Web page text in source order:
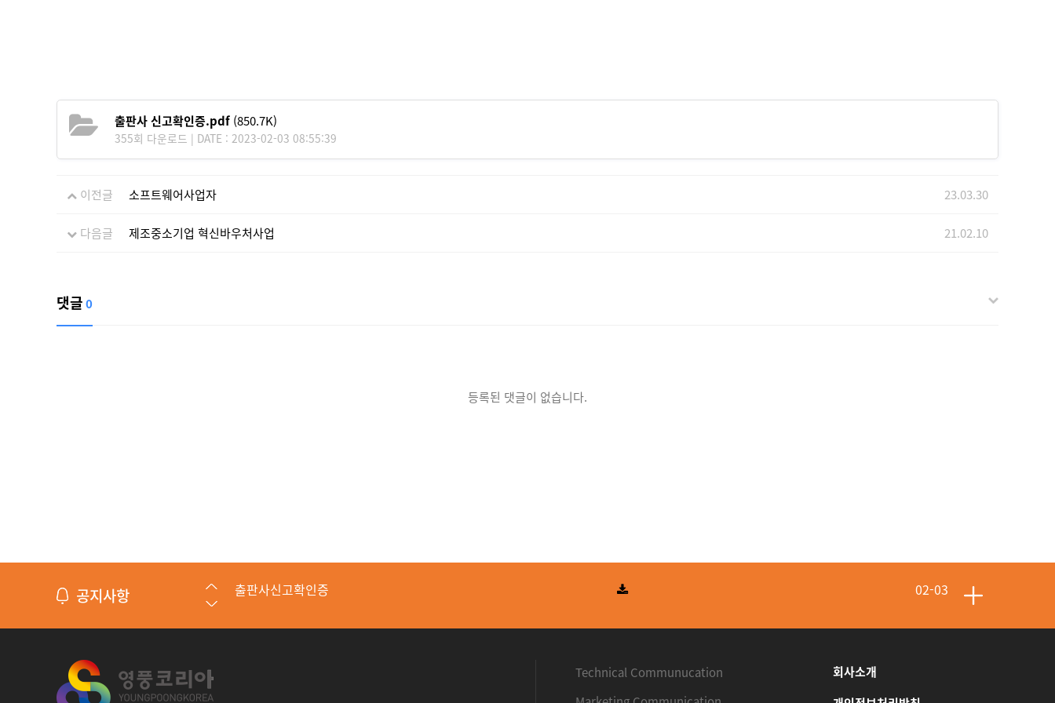
출판사 신고확인증.pdf (850.7K)
355회 다운로드 | DATE : 2023-02-03 08:55:39
이전글 소프트웨어사업자 23.03.30
다음글 제조중소기업 혁신바우처사업 21.02.10
댓글0
등록된 댓글이 없습니다.
공지사항 제조중소기업 혁신바우처사업 02-10
Technical Communucation
회사소개